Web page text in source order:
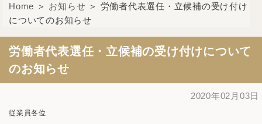
会社理念
事業内容
Home ＞ お知らせ ＞ 労働者代表選任・立候補の受け付け
についてのお知らせ
労働者代表選任・立候補の受け付けについて
のお知らせ
2020年02月03日
従業員各位